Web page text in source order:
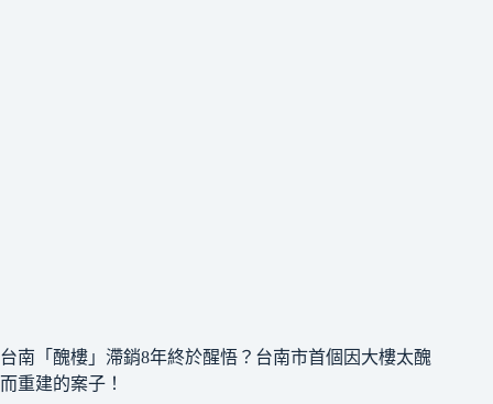
台南「醜樓」滯銷8年終於醒悟？台南市首個因大樓太醜
而重建的案子！